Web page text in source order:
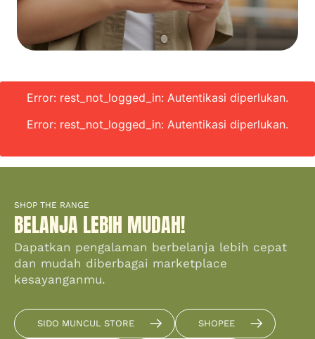
Error: rest_not_logged_in: Autentikasi diperlukan.
Error: rest_not_logged_in: Autentikasi diperlukan.
SHOP THE RANGE
BELANJA LEBIH MUDAH!
Dapatkan pengalaman berbelanja lebih cepat
dan mudah diberbagai marketplace
kesayanganmu.
SIDO MUNCUL STORE SHOPEE